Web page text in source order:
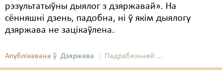
рэзультатыўны дыялог з дзяржавай». На
сённяшні дзень, падобна, ні ў якім дыялогу
дзяржава не зацікаўлена.
Апублікавана ў Дзяржава Падрабязьней ...